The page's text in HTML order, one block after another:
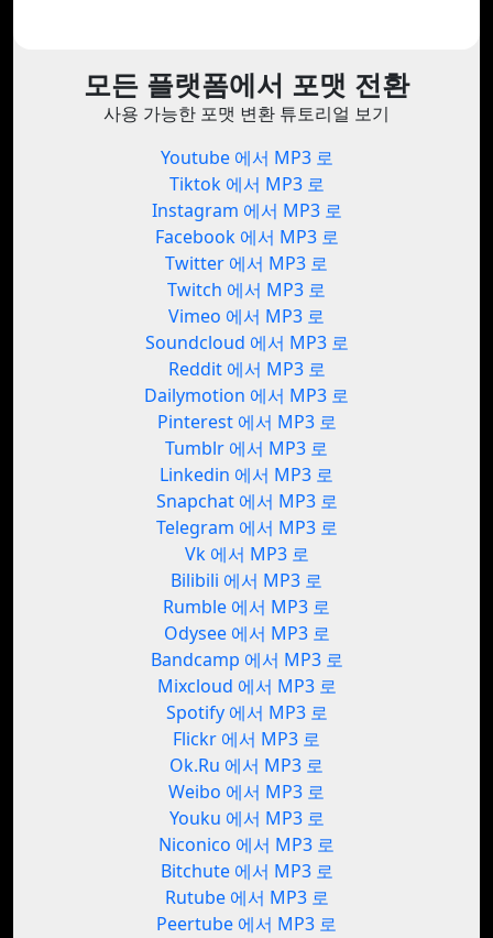
모든 플랫폼에서 포맷 전환
사용 가능한 포맷 변환 튜토리얼 보기
Youtube 에서 MP3 로
Tiktok 에서 MP3 로
Instagram 에서 MP3 로
Facebook 에서 MP3 로
Twitter 에서 MP3 로
Twitch 에서 MP3 로
Vimeo 에서 MP3 로
Soundcloud 에서 MP3 로
Reddit 에서 MP3 로
Dailymotion 에서 MP3 로
Pinterest 에서 MP3 로
Tumblr 에서 MP3 로
Linkedin 에서 MP3 로
Snapchat 에서 MP3 로
Telegram 에서 MP3 로
Vk 에서 MP3 로
Bilibili 에서 MP3 로
Rumble 에서 MP3 로
Odysee 에서 MP3 로
Bandcamp 에서 MP3 로
Mixcloud 에서 MP3 로
Spotify 에서 MP3 로
Flickr 에서 MP3 로
Ok.Ru 에서 MP3 로
Weibo 에서 MP3 로
Youku 에서 MP3 로
Niconico 에서 MP3 로
Bitchute 에서 MP3 로
Rutube 에서 MP3 로
Peertube 에서 MP3 로